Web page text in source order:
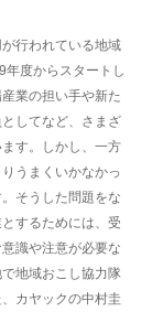
行われている地域
度からスタートし
業の担い手や新た
してなど、さまざ
す。しかし、一方
うまくいかなかっ
そうした問題をな
するためには、受
識や注意が必要な
地域おこし協力隊
カヤックの中村圭